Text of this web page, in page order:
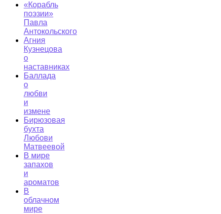
«Корабль
поэзии»
Павла
Антокольского
Агния
Кузнецова
о
наставниках
Баллада
о
любви
и
измене
Бирюзовая
бухта
Любови
Матвеевой
В мире
запахов
и
ароматов
В
облачном
мире